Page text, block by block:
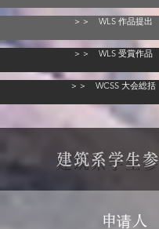
＞＞ WLS 作品提出
＞＞ WLS 受賞作品
＞＞ WCSS 大会総
建筑系学生
​申请人